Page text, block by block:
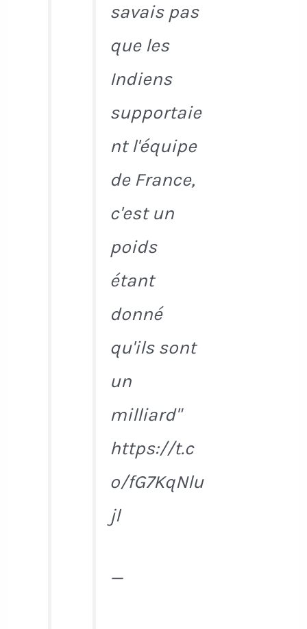
savais pas
que les
Indiens
supportaie
nt l'équipe
de France,
c'est un
poids
étant
donné
qu'ils sont
un
milliard"
https://t.c
o/fG7KqNlu
jl
—